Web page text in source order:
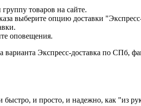
товаров на сайте.
выберите опцию доставки
оповещения.
варианта Экспресс-доставка по СПб,
быстро, и просто, и надежно, как "из